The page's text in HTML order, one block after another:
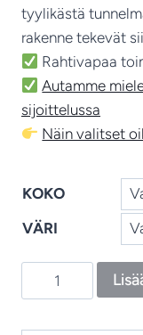
tyylikästä
rakenne tekevät
Rahtivapaa
Autamme
sijoittelussa
Näin valitset
KOKO
VÄRI
Anaar
villamatto